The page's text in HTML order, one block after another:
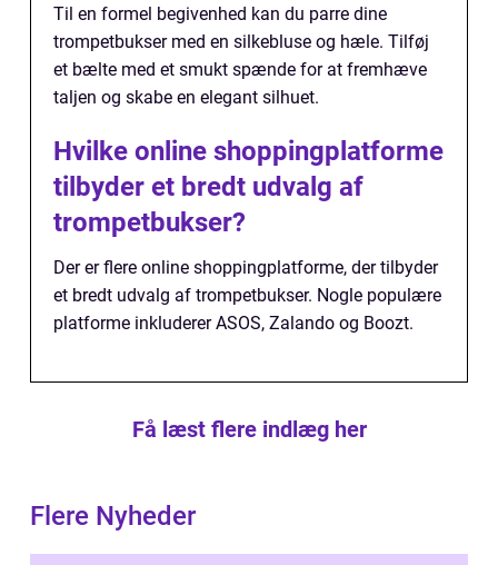
Til en formel begivenhed kan du parre dine
trompetbukser med en silkebluse og hæle. Tilføj
et bælte med et smukt spænde for at fremhæve
taljen og skabe en elegant silhuet.
Hvilke online shoppingplatforme
tilbyder et bredt udvalg af
trompetbukser?
Der er flere online shoppingplatforme, der tilbyder
et bredt udvalg af trompetbukser. Nogle populære
platforme inkluderer ASOS, Zalando og Boozt.
Få læst flere indlæg her
Flere Nyheder